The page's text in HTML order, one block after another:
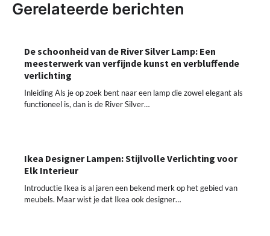
Gerelateerde berichten
De schoonheid van de River Silver Lamp: Een
meesterwerk van verfijnde kunst en verbluffende
verlichting
Inleiding Als je op zoek bent naar een lamp die zowel elegant als
functioneel is, dan is de River Silver…
Ikea Designer Lampen: Stijlvolle Verlichting voor
Elk Interieur
Introductie Ikea is al jaren een bekend merk op het gebied van
meubels. Maar wist je dat Ikea ook designer…